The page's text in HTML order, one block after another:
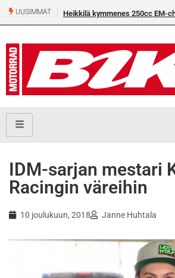
UUSIMMAT Heikkilä kymmenes 250cc EM-
IDM-sarjan mestari
Racingin väreihin
10 joulukuun, 2018 Janne Huhtala